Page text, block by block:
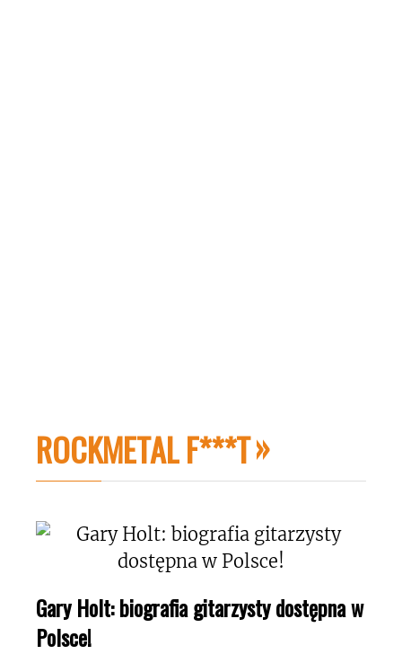
ROCKMETAL F***T
Gary Holt: biografia gitarzysty dostępna w
Polsce!